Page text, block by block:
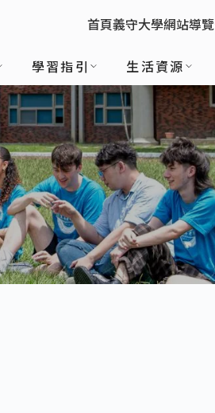
:::
首頁義守大學網站導覽
學習指引 生活資源